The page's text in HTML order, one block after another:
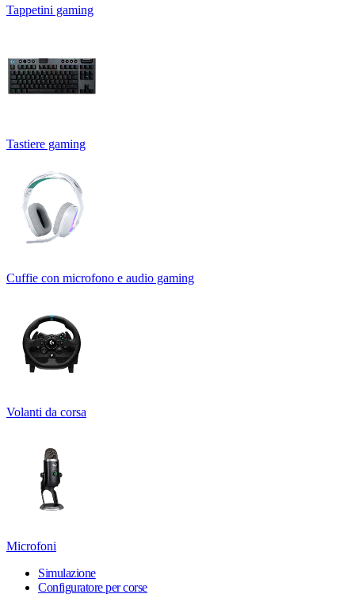
Tappetini gaming
Tastiere gaming
Cuffie con microfono e audio gaming
Volanti da corsa
Microfoni
Simulazione
Configuratore per corse